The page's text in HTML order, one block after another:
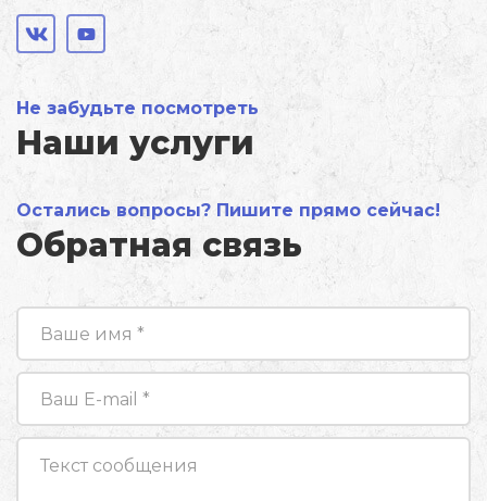
Не забудьте посмотреть
Наши услуги
Остались вопросы? Пишите прямо сейчас!
Обратная связь